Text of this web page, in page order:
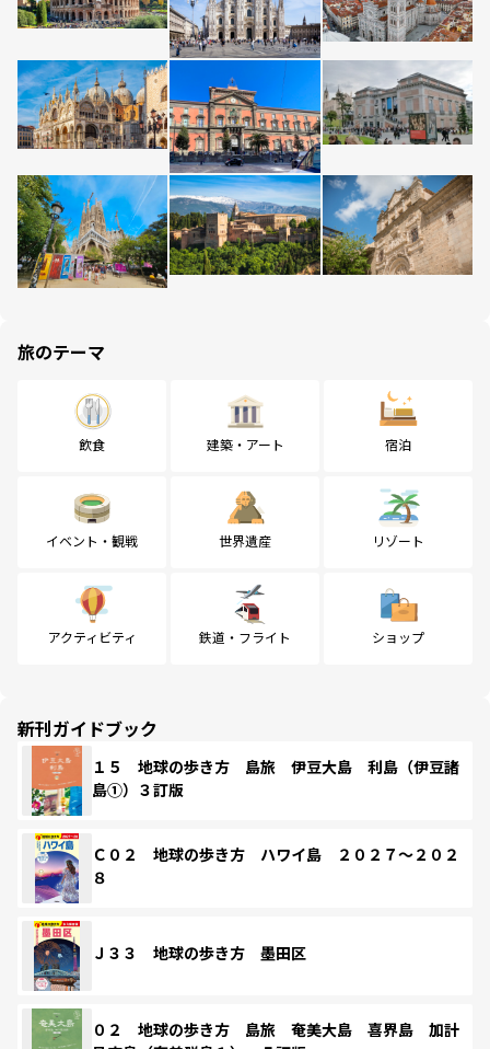
旅のテーマ
飲食 建築・アート 宿泊
イベント・観戦 世界遺産 リゾート
アクティビティ 鉄道・フライト ショップ
新刊ガイドブック
１５ 地球の歩き方 島旅 伊豆大島 利島（伊豆諸
島①）３訂版
Ｃ０２ 地球の歩き方 ハワイ島 ２０２７～２０２
８
Ｊ３３ 地球の歩き方 墨田区
０２ 地球の歩き方 島旅 奄美大島 喜界島 加計